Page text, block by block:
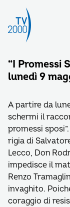
“I Promessi
lunedì 9
A partire da
schermi il
promessi
rigia di
Lecco, Don
impedisce il
Renzo
invaghito.
coraggio di